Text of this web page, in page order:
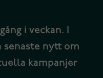
i veckan. I
senaste nytt om
kampanjer